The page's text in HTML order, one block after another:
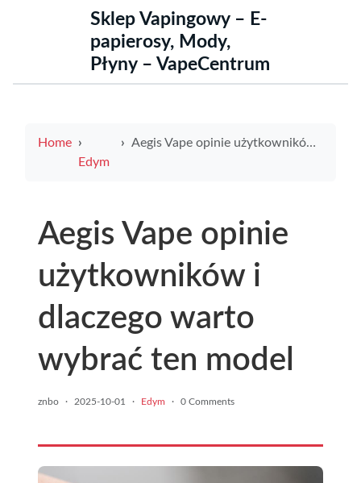
Sklep Vapingowy – E-
papierosy, Mody,
Płyny – VapeCentrum
Home
Edym
Aegis Vape opinie użytkowników i dlaczego warto wybrać ten model
Aegis Vape opinie
użytkowników i
dlaczego warto
wybrać ten model
znbo · 2025-10-01 · Edym · 0 Comments